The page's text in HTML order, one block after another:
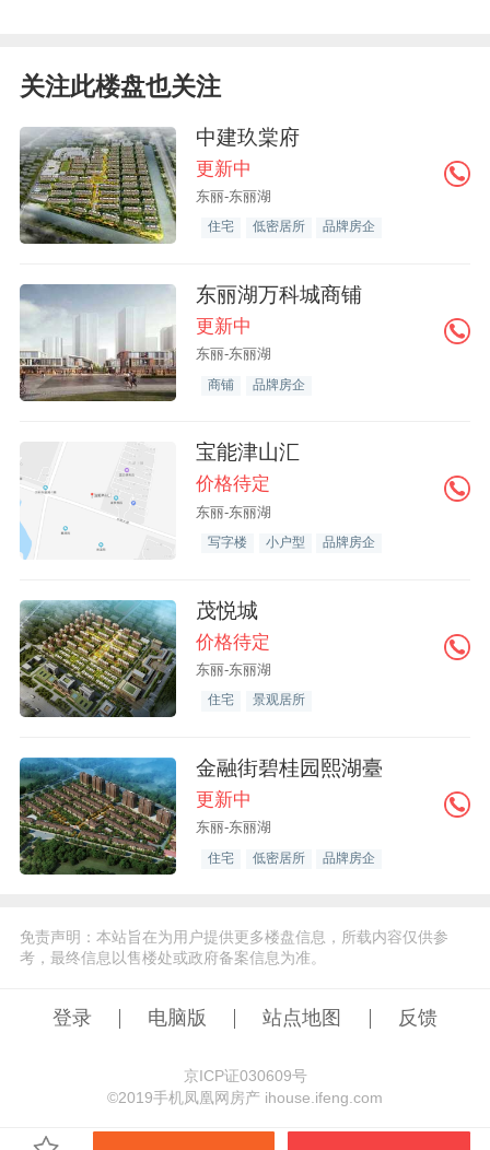
关注此楼盘也关注
中建玖棠府
更新中
东丽-东丽湖
住宅 低密居所 品牌房企
东丽湖万科城商铺
更新中
东丽-东丽湖
商铺 品牌房企
宝能津山汇
价格待定
东丽-东丽湖
写字楼 小户型 品牌房企
茂悦城
价格待定
东丽-东丽湖
住宅 景观居所
金融街碧桂园熙湖臺
更新中
东丽-东丽湖
住宅 低密居所 品牌房企
免责声明：本站旨在为用户提供更多楼盘信息，所载内容仅供参
考，最终信息以售楼处或政府备案信息为准。
登录 电脑版 站点地图 反馈
京ICP证030609号
©️2019手机凤凰网房产 ihouse.ifeng.com